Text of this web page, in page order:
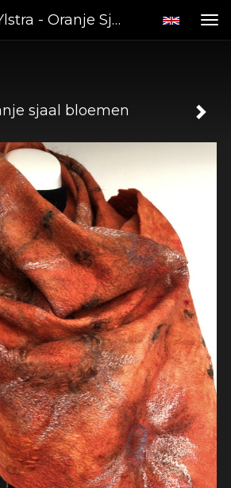
Gita Kalishoek-Ylstra - Oranje Sjaal Bloemen
sjaal bloemen